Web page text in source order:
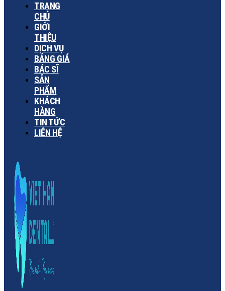
TRANG
CHỦ
GIỚI
THIỆU
DỊCH VỤ
BẢNG GIÁ
BÁC SĨ
SẢN
PHẨM
KHÁCH
HÀNG
TIN TỨC
LIÊN HỆ